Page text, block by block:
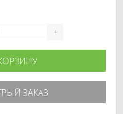
+
ЗАКАЗ